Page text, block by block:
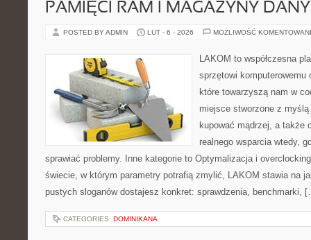
PAMIĘCI RAM I MAGAZYNY
POSTED BY ADMIN LUT - 6 - 2026 MOŻLIWOŚĆ
LAKOM to współczesna
sprzętowi komputerowemu
które towarzyszą nam w
miejsce stworzone z
kupować mądrzej, a także
realnego wsparcia wtedy,
sprawiać problemy. Inne kategorie to Optymalizacja i
świecie, w którym parametry potrafią zmylić, LAKOM stawia na
pustych sloganów dostajesz konkret: sprawdzenia, benchmarki,
CATEGORIES: DOMINIKANA